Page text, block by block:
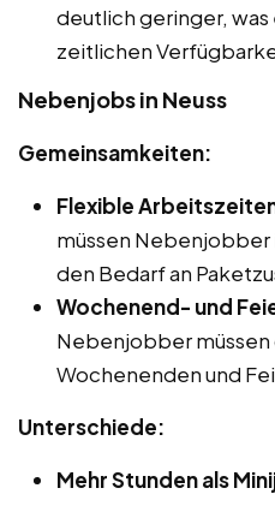
deutlich geringer, was
zeitlichen
Nebenjobs in Neuss
Gemeinsamkeiten:
Flexible
müssen Nebenjobber
den Bedarf an
Wochenend- und
Nebenjobber
Wochenenden und
Unterschiede:
Mehr Stunden als